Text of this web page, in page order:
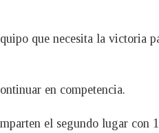
que necesita la victoria
en competencia.
el segundo lugar con